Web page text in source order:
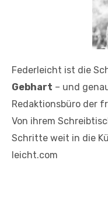
Federleicht ist die
Gebhart – und
Redaktionsbüro der
Von ihrem
Schritte weit in die
leicht.com